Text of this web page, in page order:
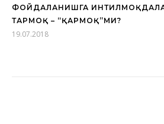
ФОЙДАЛАНИШГА
ТАРМОҚ – “ҚАРМОҚ”МИ?
19.07.2018